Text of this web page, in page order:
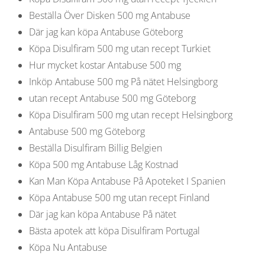
Beställa Över Disken 500 mg Antabuse
Där jag kan köpa Antabuse Göteborg
Köpa Disulfiram 500 mg utan recept Turkiet
Hur mycket kostar Antabuse 500 mg
Inköp Antabuse 500 mg På nätet Helsingborg
utan recept Antabuse 500 mg Göteborg
Köpa Disulfiram 500 mg utan recept Helsingborg
Antabuse 500 mg Göteborg
Beställa Disulfiram Billig Belgien
Köpa 500 mg Antabuse Låg Kostnad
Kan Man Köpa Antabuse På Apoteket I Spanien
Köpa Antabuse 500 mg utan recept Finland
Där jag kan köpa Antabuse På nätet
Bästa apotek att köpa Disulfiram Portugal
Köpa Nu Antabuse